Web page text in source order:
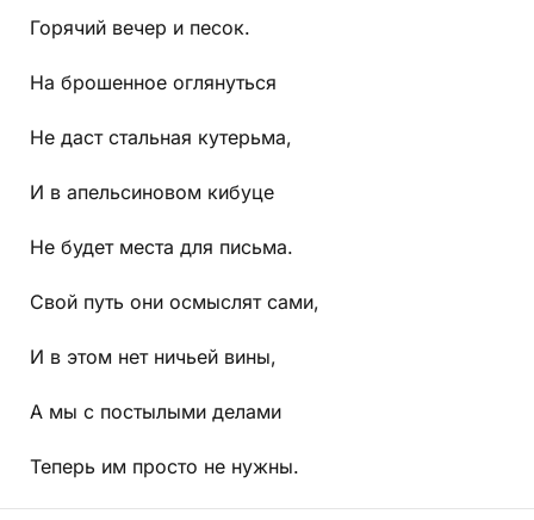
Горячий вечер и песок.
На брошенное оглянуться
Не даст стальная кутерьма,
И в апельсиновом кибуце
Не будет места для письма.
Свой путь они осмыслят сами,
И в этом нет ничьей вины,
А мы с постылыми делами
Теперь им просто не нужны.